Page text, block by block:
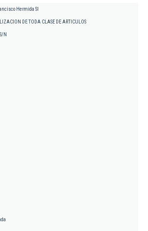
Hermida Sl
DE TODA CLASE DE ARTICULOS
N